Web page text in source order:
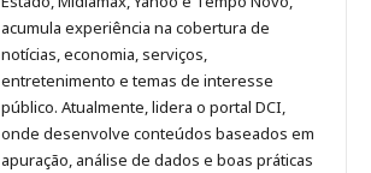
acumula experiência na cobertura de
notícias, economia, serviços,
entretenimento e temas de interesse
público. Atualmente, lidera o portal DCI,
onde desenvolve conteúdos baseados em
apuração, análise de dados e boas práticas